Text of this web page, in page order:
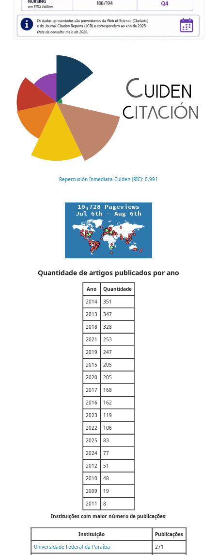
Repercusión Inmediata Cuiden (RIC): 0,991
Quantidade de artigos publicados por ano
Ano
Quantidade
2014
351
2013
347
2018
328
2021
253
2019
247
2015
205
2020
205
2017
168
2016
162
2023
119
2022
106
2025
83
2024
77
2012
51
2010
48
2009
19
2011
8
Instituições com maior número de publicações:
Instituição
Publicações
Universidade Federal da Paraíba
271